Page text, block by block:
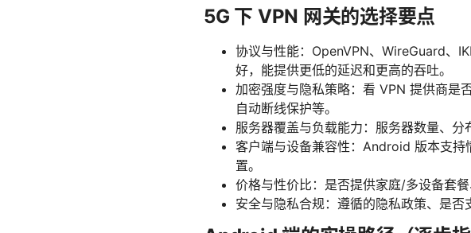
5G 下 VPN 网关的选择要点
协议与性能：OpenVPN、WireGuard、
好，能提供更低的延迟和更高的吞吐。
加密强度与隐私策略：看 VPN 提供商是
自动断线保护等。
服务器覆盖与负载能力：服务器数量、分
客户端与设备兼容性：Android 版本支
置。
价格与性价比：是否提供家庭/多设备套
安全与隐私合规：遵循的隐私政策、是否